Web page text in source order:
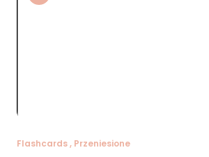
Flashcards , Przeniesione